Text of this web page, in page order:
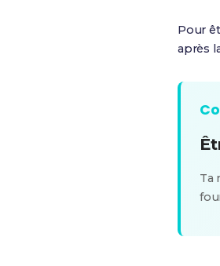
Pour
après
Ta